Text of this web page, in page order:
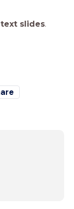
text slides.